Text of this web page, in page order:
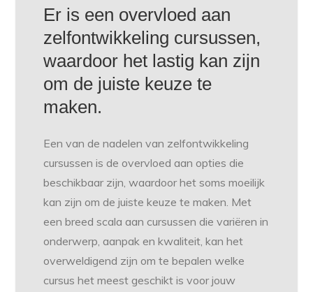
Er is een overvloed aan
zelfontwikkeling cursussen,
waardoor het lastig kan zijn
om de juiste keuze te
maken.
Een van de nadelen van zelfontwikkeling
cursussen is de overvloed aan opties die
beschikbaar zijn, waardoor het soms moeilijk
kan zijn om de juiste keuze te maken. Met
een breed scala aan cursussen die variëren in
onderwerp, aanpak en kwaliteit, kan het
overweldigend zijn om te bepalen welke
cursus het meest geschikt is voor jouw